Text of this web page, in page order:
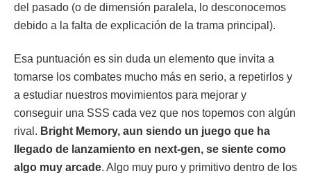
del pasado (o de dimensión paralela, lo desconocemos
debido a la falta de explicación de la trama principal).
Esa puntuación es sin duda un elemento que invita a
tomarse los combates mucho más en serio, a repetirlos y
a estudiar nuestros movimientos para mejorar y
conseguir una SSS cada vez que nos topemos con algún
rival. Bright Memory, aun siendo un juego que ha
llegado de lanzamiento en next-gen, se siente como
algo muy arcade. Algo muy puro y primitivo dentro de los